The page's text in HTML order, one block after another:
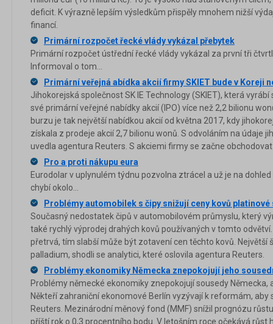
deficit. K výrazně lepším výsledkům přispěly mnohem nižší
financí.
Primární rozpočet řecké vlády vykázal přebytek
Primární rozpočet ústřední řecké vlády vykázal za první tři
Informoval o tom...
Primární veřejná abídka akcií firmy SKIET bude v Koreji
Jihokorejská společnost SK IE Technology (SKIET), která
své primární veřejné nabídky akcií (IPO) více než 2,2 bilionu
burzu je tak největší nabídkou akcií od května 2017, kdy
získala z prodeje akcií 2,7 bilionu wonů. S odvoláním na údaje
uvedla agentura Reuters. S akciemi firmy se začne
Pro a proti nákupu eura
Eurodolar v uplynulém týdnu pozvolna ztrácel a už je na
chybí okolo...
Problémy automobilek s čipy snižují ceny kovů platinové
Současný nedostatek čipů v automobilovém průmyslu, který
také rychlý výprodej drahých kovů používaných v tomto
přetrvá, tím slabší může být zotavení cen těchto kovů. Největší
palladium, shodli se analytici, které oslovila agentura Reuters.
Problémy ekonomiky Německa znepokojují jeho
Problémy německé ekonomiky znepokojují sousedy Německa,
Někteří zahraniční ekonomové Berlín vyzývají k reformám, aby
Reuters. Mezinárodní měnový fond (MMF) snížil prognózu
příští rok o 0,3 procentního bodu. V letošním roce očekává růst